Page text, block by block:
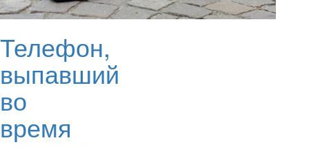
Телефон,
выпавший
во
время